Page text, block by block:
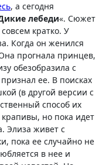
, а сегодня
лебеди«. Сюжет
кратко. У
Когда он женился
прогнала принцев,
обезобразила с
ее. В поисках
(в другой версии с
способ их
но пока идет
Элиза живет с
пока ее случайно не
в нее и